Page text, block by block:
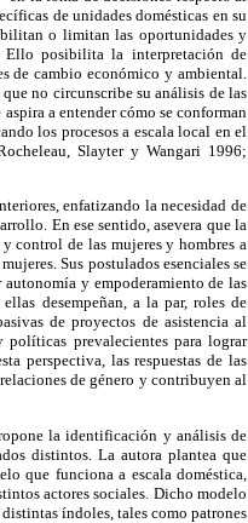
de unidades domésticas en su
o limitan las oportunidades y
Ello posibilita la interpretación de
de cambio económico y ambiental.
no circunscribe su análisis de las
a entender cómo se conforman
los procesos a escala local en el
Slayter y Wangari 1996;
enfatizando la necesidad de
En ese sentido, asevera que la
control de las mujeres y hombres a
Sus postulados esenciales se
y empoderamiento de las
desempeñan, a la par, roles de
de proyectos de asistencia al
políticas prevalecientes para lograr
perspectiva, las respuestas de las
de género y contribuyen al
la identificación y análisis de
distintos. La autora plantea que
que funciona a escala doméstica,
actores sociales. Dicho modelo
índoles, tales como patrones